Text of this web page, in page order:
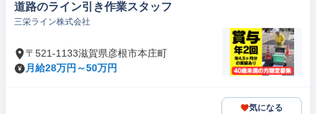
道路のライン引き作業スタッフ
三栄ライン株式会社
〒521-1133滋賀県彦根市本庄町
月給28万円～50万円
気になる